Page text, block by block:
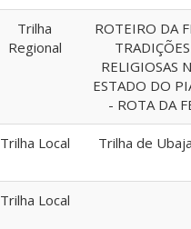
Trilha
Regional
ROTEIRO DA
TRADIÇÕES
RELIGIOSAS
ESTADO DO
- ROTA DA
Trilha Local Trilha de
Trilha Local